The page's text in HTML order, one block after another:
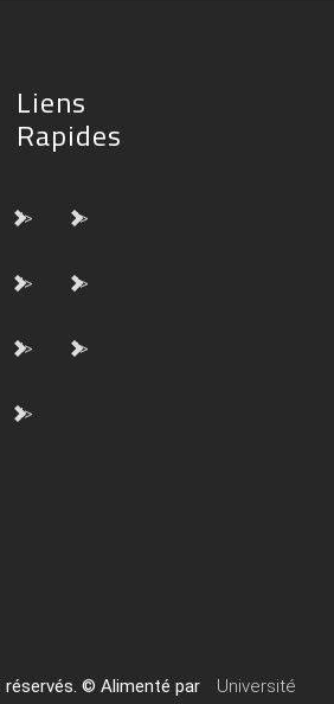
Liens
Rapides
"> ">
"> ">
"> ">
">
© Alimenté par Université